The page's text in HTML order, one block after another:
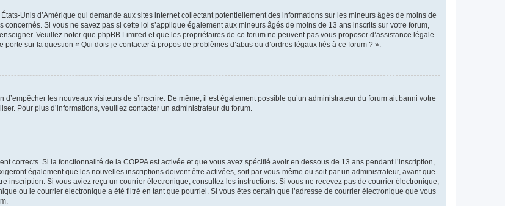
Unis d’Amérique qui demande aux sites internet collectant potentiellement des informations sur les mineurs âgés de moins de
Si vous ne savez pas si cette loi s’applique également aux mineurs âgés de moins de 13 ans inscrits sur votre forum,
Veuillez noter que phpBB Limited et que les propriétaires de ce forum ne peuvent pas vous proposer d’assistance légale
sur la question « Qui dois-je contacter à propos de problèmes d’abus ou d’ordres légaux liés à ce forum ? ».
les nouveaux visiteurs de s’inscrire. De même, il est également possible qu’un administrateur du forum ait banni votre
Pour plus d’informations, veuillez contacter un administrateur du forum.
corrects. Si la fonctionnalité de la COPPA est activée et que vous avez spécifié avoir en dessous de 13 ans pendant l’inscription,
également que les nouvelles inscriptions doivent être activées, soit par vous-même ou soit par un administrateur, avant que
inscription. Si vous aviez reçu un courrier électronique, consultez les instructions. Si vous ne recevez pas de courrier électronique,
ou le courrier électronique a été filtré en tant que pourriel. Si vous êtes certain que l’adresse de courrier électronique que vous